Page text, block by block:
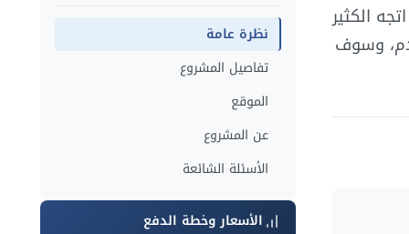
الكثير
وسوف
نظرة عامة
تفاصيل المشروع
الموقع
عن المشروع
الأسئلة الشائعة
الأسعار وخطة الدفع